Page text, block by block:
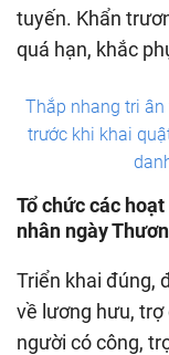
tuyến. Khẩn
quá hạn, khắc
Thắp nhang tri
trước khi khai
Tổ chức các
nhân ngày
Triển khai đúng,
về lương hưu, trợ
người có công,